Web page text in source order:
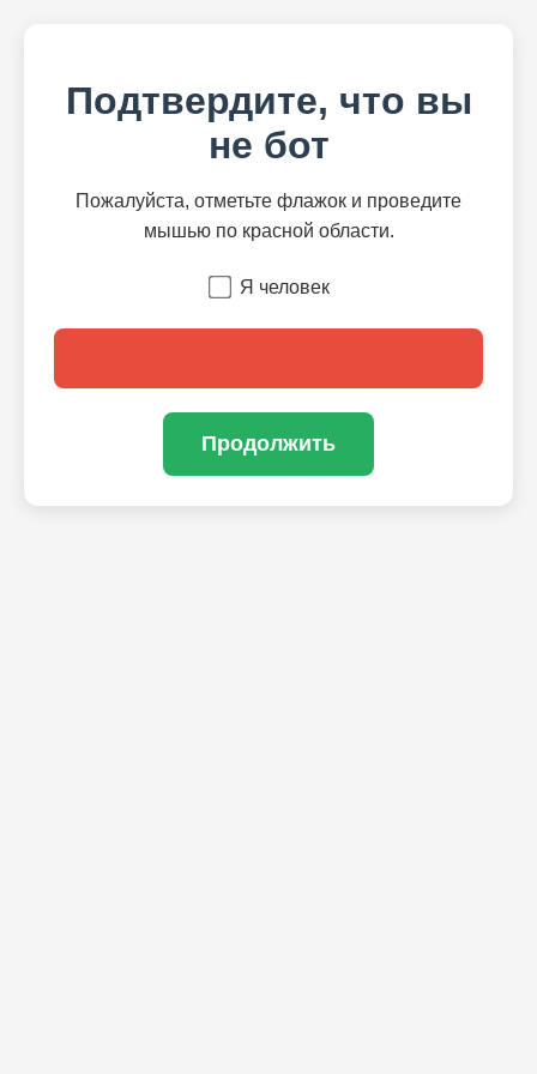
Подтвердите, что вы
не бот
Пожалуйста, отметьте флажок и проведите
мышью по красной области.
Я человек
Продолжить